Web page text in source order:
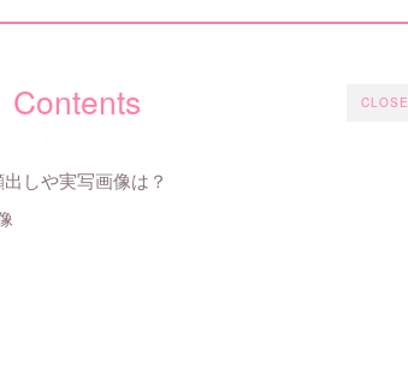
CLOSE
Contents
しや実写画像は？